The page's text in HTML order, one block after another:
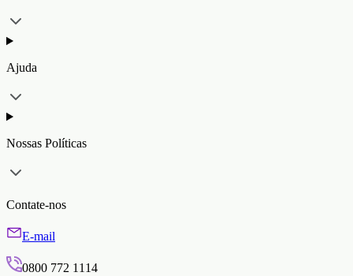
Ajuda
Nossas Políticas
Contate-nos
E-mail
0800 772 1114